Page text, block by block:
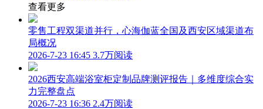
查看更多
零售工程双渠道并行，心海伽蓝全国及西安区域渠道布
局概况
2026-7-23 16:45 3.7万阅读
2026西安高端浴室柜定制品牌测评报告｜多维度综合实
力完整盘点
2026-7-23 16:36 2.4万阅读